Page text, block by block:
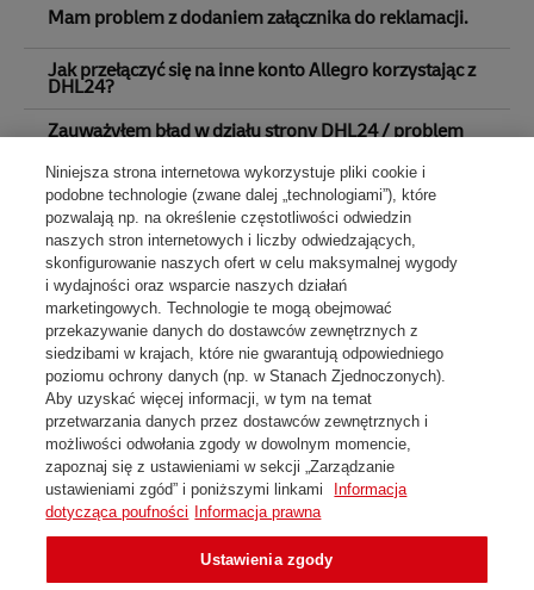
Mam problem z dodaniem załącznika do reklamacji.
Jak przełączyć się na inne konto Allegro korzystając z
DHL24?
Zauważyłem błąd w działu strony DHL24 / problem
Dostaje dziwne wiadomości SMS, E-mail o opłatach za
paczki, których się nie spodziewam.
Na stronie zbyt długa trwa Przerwa Techniczna.
Formularz Kontaktowy z Działem wsparcia technicznego
Skontaktuj się z nami
Regulamin i dokumenty do pobrania
Ochrona danych i pliki cookies
Niniejsza strona internetowa wykorzystuje pliki cookie i
podobne technologie (zwane dalej „technologiami”), które
pozwalają np. na określenie częstotliwości odwiedzin
naszych stron internetowych i liczby odwiedzających,
skonfigurowanie naszych ofert w celu maksymalnej wygody
i wydajności oraz wsparcie naszych działań
marketingowych. Technologie te mogą obejmować
przekazywanie danych do dostawców zewnętrznych z
siedzibami w krajach, które nie gwarantują odpowiedniego
poziomu ochrony danych (np. w Stanach Zjednoczonych).
Aby uzyskać więcej informacji, w tym na temat
przetwarzania danych przez dostawców zewnętrznych i
możliwości odwołania zgody w dowolnym momencie,
zapoznaj się z ustawieniami w sekcji „Zarządzanie
ustawieniami zgód” i poniższymi linkami
Informacja
dotycząca poufności
Informacja prawna
Ustawienia zgody